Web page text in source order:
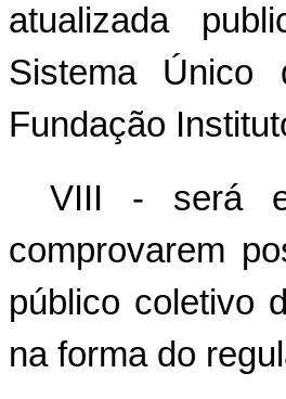
atualizada
Sistema
Fundação
VIII - será
comprovarem
público coletivo
na forma do